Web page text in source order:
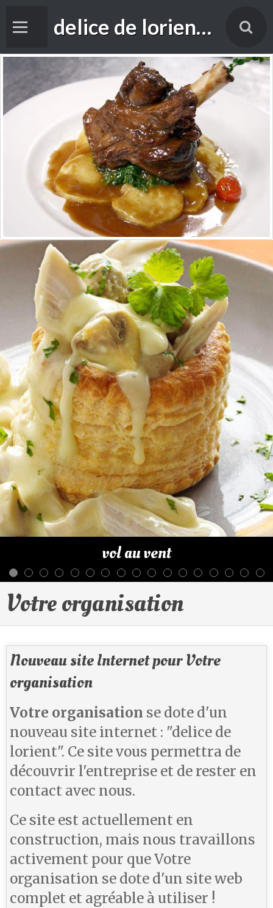
delice de lorient foade
Accueil
Livre d'or
cuisine
Vidéos
Contact
Forums de discussion
vol au vent
Votre organisation
Nouveau site Internet pour Votre
organisation
Votre organisation se dote d'un
nouveau site internet : "delice de
lorient". Ce site vous permettra de
découvrir l'entreprise et de rester en
contact avec nous.
Ce site est actuellement en
construction, mais nous travaillons
activement pour que Votre
organisation se dote d'un site web
complet et agréable à utiliser !